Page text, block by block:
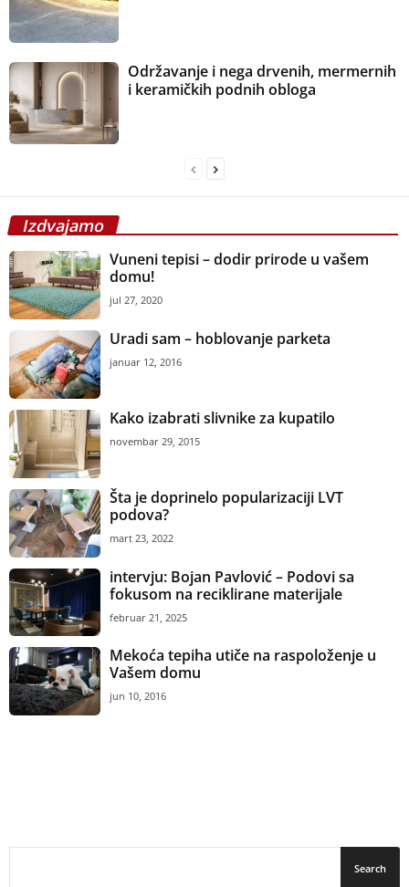
Održavanje i nega drvenih, mermernih
i keramičkih podnih obloga
Izdvajamo
Vuneni tepisi – dodir prirode u vašem
domu!
jul 27, 2020
Uradi sam – hoblovanje parketa
januar 12, 2016
Kako izabrati slivnike za kupatilo
novembar 29, 2015
Šta je doprinelo popularizaciji LVT
podova?
mart 23, 2022
intervju: Bojan Pavlović – Podovi sa
fokusom na reciklirane materijale
februar 21, 2025
Mekoća tepiha utiče na raspoloženje u
Vašem domu
jun 10, 2016